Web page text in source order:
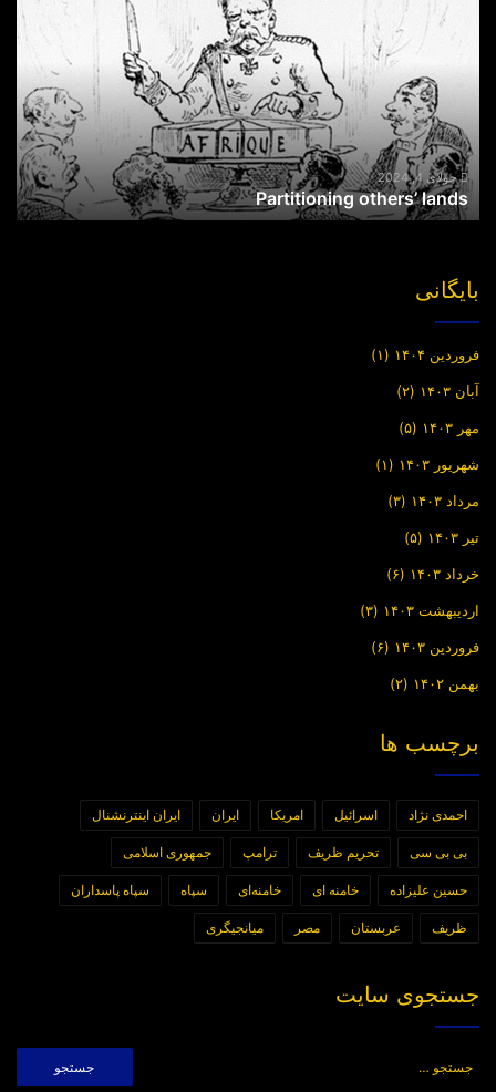
others’
جولای 4, 2024
Partitioning others’ lands
بایگانی
فروردین ۱۴۰۴ (۱)
آبان ۱۴۰۳ (۲)
مهر ۱۴۰۳ (۵)
شهریور ۱۴۰۳ (۱)
مرداد ۱۴۰۳ (۳)
تیر ۱۴۰۳ (۵)
خرداد ۱۴۰۳ (۶)
اردیبهشت ۱۴۰۳ (۳)
فروردین ۱۴۰۳ (۶)
بهمن ۱۴۰۲ (۲)
برچسب ها
احمدی نژاد اسرائیل امریکا ایران ایران اینترنشنال
بی بی سی تحریم ظریف ترامپ جمهوری اسلامی
حسین علیزاده خامنه ای خامنه‌ای سپاه سپاه پاسداران
ظریف عربستان مصر میانجیگری
جستجوی سایت
برای: